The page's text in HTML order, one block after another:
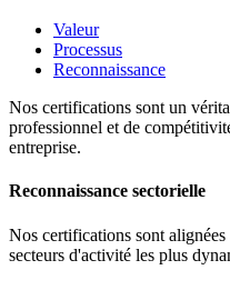
Valeur
Processus
Reconnaissance
Nos certifications sont un
professionnel et de
entreprise.
Reconnaissance sectorielle
Nos certifications sont alignées
secteurs d'activité les plus